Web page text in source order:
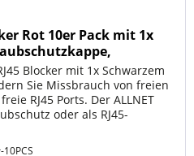
Rot 10er Pack mit 1x
Blocker mit 1x Schwarzem
Sie Missbrauch von freien
RJ45 Ports. Der ALLNET
oder als RJ45-
10PCS